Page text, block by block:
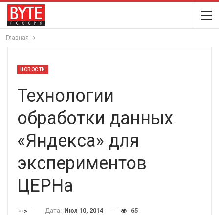
Главная
НОВОСТИ
Технологии
обработки данных
«Яндекса» для
экспериментов
ЦЕРНа
--> Дата: Июл 10, 2014 65